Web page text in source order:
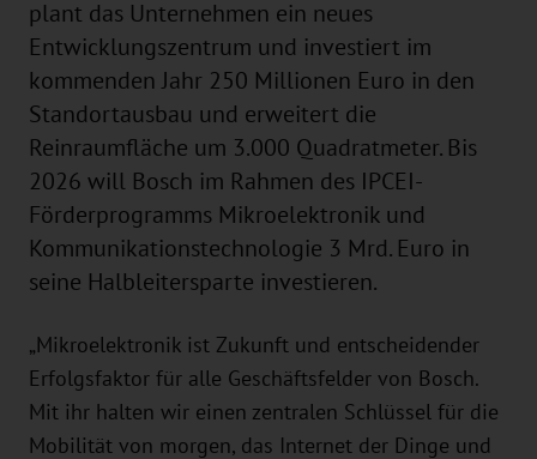
plant das Unternehmen ein neues
Entwicklungszentrum und investiert im
kommenden Jahr 250 Millionen Euro in den
Standortausbau und erweitert die
Reinraumfläche um 3.000 Quadratmeter. Bis
2026 will Bosch im Rahmen des IPCEI-
Förderprogramms Mikroelektronik und
Kommunikationstechnologie 3 Mrd. Euro in
seine Halbleitersparte investieren.
„Mikroelektronik ist Zukunft und entscheidender
Erfolgsfaktor für alle Geschäftsfelder von Bosch.
Mit ihr halten wir einen zentralen Schlüssel für die
Mobilität von morgen, das Internet der Dinge und